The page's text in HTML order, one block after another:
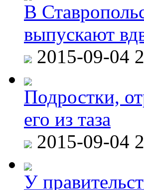
В
выпускают
2015-09-04
Подростки,
его из таза
2015-09-04
У